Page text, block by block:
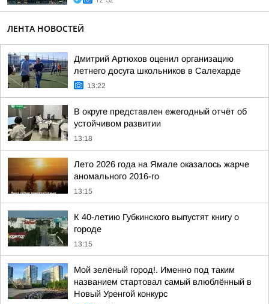
ЛЕНТА НОВОСТЕЙ
Дмитрий Артюхов оценил организацию
летнего досуга школьников в Салехарде
13:22
В округе представлен ежегодный отчёт об
устойчивом развитии
13:18
Лето 2026 года на Ямале оказалось жарче
аномального 2016-го
13:15
К 40-летию Губкинского выпустят книгу о
городе
13:15
Мой зелёный город!. Именно под таким
названием стартовал самый влюблённый в
Новый Уренгой конкурс